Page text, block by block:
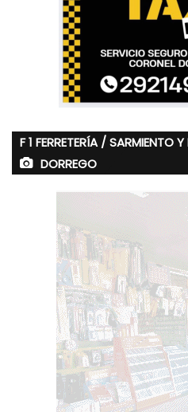
F 1 FERRETERÍA / SARMIENTO
DORREGO